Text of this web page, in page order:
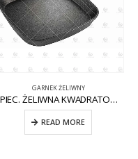
GARNEK ŻELIWNY
1 PIEC. ŻELIWNA KWADRATOWA PATELNIA NA KOMARY CW-CI012
READ MORE